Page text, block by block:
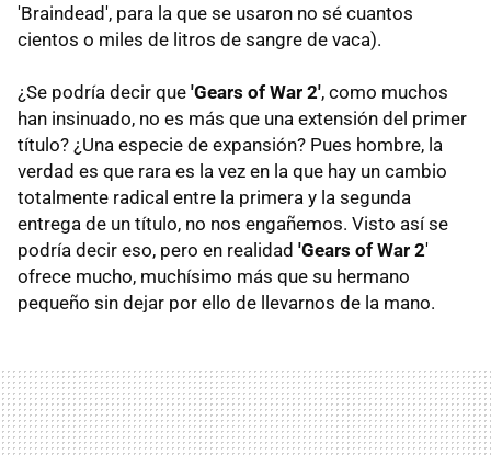
'Braindead', para la que se usaron no sé cuantos
cientos o miles de litros de sangre de vaca).
¿Se podría decir que 'Gears of War 2', como muchos
han insinuado, no es más que una extensión del primer
título? ¿Una especie de expansión? Pues hombre, la
verdad es que rara es la vez en la que hay un cambio
totalmente radical entre la primera y la segunda
entrega de un título, no nos engañemos. Visto así se
podría decir eso, pero en realidad 'Gears of War 2'
ofrece mucho, muchísimo más que su hermano
pequeño sin dejar por ello de llevarnos de la mano.